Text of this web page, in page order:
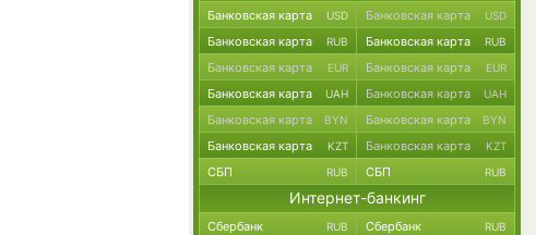
Банковская карта USD Банковская карта USD
Банковская карта RUB Банковская карта RUB
Банковская карта EUR Банковская карта EUR
Банковская карта UAH Банковская карта UAH
Банковская карта BYN Банковская карта BYN
Банковская карта KZT Банковская карта KZT
СБП RUB СБП RUB
Интернет-банкинг
Сбербанк RUB Сбербанк RUB